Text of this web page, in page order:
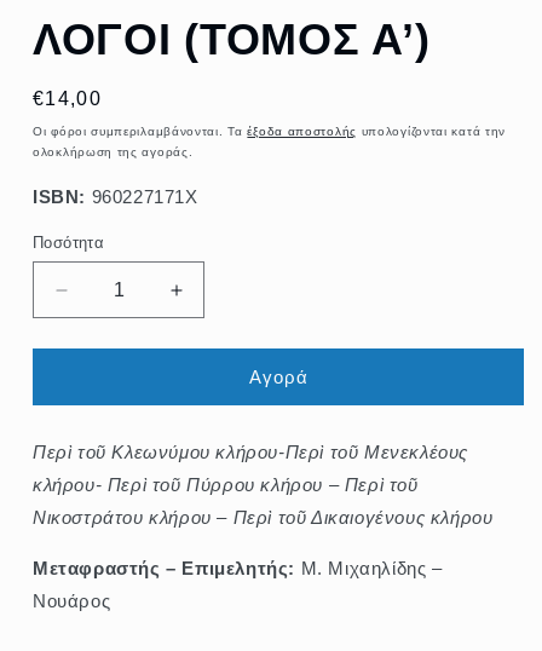
ΛΟΓΟΙ (ΤΟΜΟΣ Α’)
Κανονική
τιμή
€14,00
Οι φόροι συμπεριλαμβάνονται. Ταέξοδα αποστολής υπολογίζονται κατά την
ολοκλήρωση της αγοράς.
ISBN: 960227171Χ
Ποσότητα
Ποσότητα
Μείωση
ποσότητας
για
(ΤΟΜΟΣ
Αύξηση
ποσότητας
για
(ΤΟΜΟΣ
Αγορά
Περὶ τοῦ Κλεωνύμου κλήρου-Περὶ τοῦ Μενεκλέους
κλήρου- Περὶ τοῦ Πύρρου κλήρου – Περὶ τοῦ
Νικοστράτου κλήρου – Περὶ τοῦ Δικαιογένους κλήρου
Μεταφραστής – Επιμελητής: Μ. Μιχαηλίδης –
Νουάρος